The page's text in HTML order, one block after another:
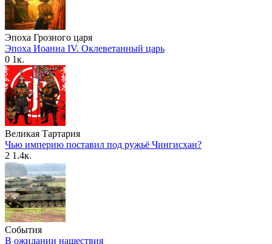
Эпоха Грозного царя
Эпоха Иоанна IV. Оклеветанный царь
0 1к.
Великая Тартария
Чью империю поставил под ружьё Чингисхан?
2 1.4к.
События
В ожидании нашествия